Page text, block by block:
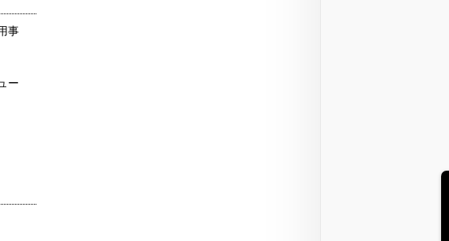
事
ー